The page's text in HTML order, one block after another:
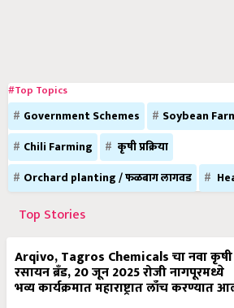
#Top Topics
Government Schemes Soybean
Chili Farming
कृषी प्रक्रिया
Orchard planting / फळबाग लागवड
Top Stories
Arqivo, Tagros Chemicals चा नवा कृषी
रसायन ब्रँड, 20 जून 2025 रोजी नागपूरमध्ये
भव्य कार्यक्रमात महाराष्ट्रात लाँच करण्यात